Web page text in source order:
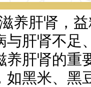
肝肾，益
与肝肾不足
养肝肾的重
如黑米、黑
马小玲
常州白癜风医院
医生